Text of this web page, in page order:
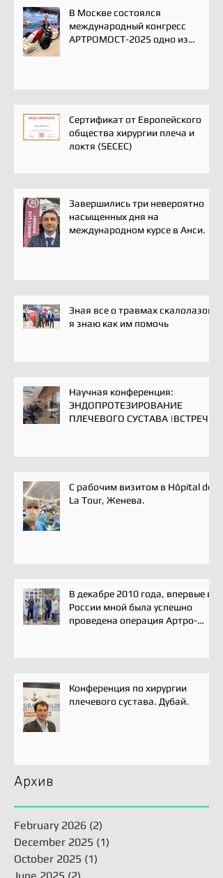
В Москве состоялся
международный конгресс
АРТРОМОСТ-2025 одно из
реабилитации
Сертификат от Европейского
общества хирургии плеча и
локтя (SECEC)
Завершились три невероятно
насыщенных дня на
международном курсе в Анси.
Зная все о травмах скалолазов,
я знаю как им помочь
Научная конференция:
ЭНДОПРОТЕЗИРОВАНИЕ
ПЛЕЧЕВОГО СУСТАВА |ВСТРЕЧА
С рабочим визитом в Hôpital de
La Tour, Женева.
В декабре 2010 года, впервые в
России мной была успешно
проведена операция Артро-
Конференция по хирургии
плечевого сустава. Дубай.
Архив
February 2026 (2)
December 2025 (1)
October 2025 (1)